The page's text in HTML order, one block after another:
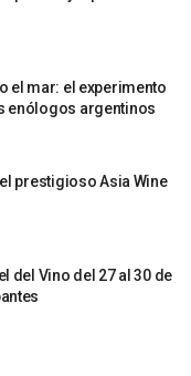
el mar: el experimento
enólogos argentinos
prestigioso Asia Wine
del Vino del 27 al 30 de